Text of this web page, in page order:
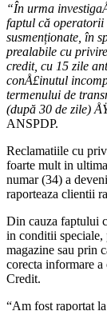
“În urma
faptul că operatorii
susmenționate, în
prealabile cu
credit, cu 15 zile
conÅ£inutul
termenului de
(după 30 de zile)
ANSPDP.
Reclamatiile cu
foarte mult in
numar (34) a
raporteaza clientii
Din cauza faptului
in conditii speciale,
magazine sau prin
corecta informare
Credit.
“Am fost raportat